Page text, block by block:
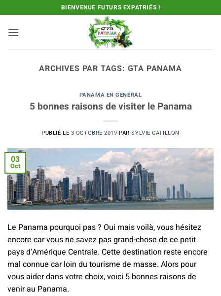
au
contenu
BIENVENUE FUTURS EXPATRIÉS !
ARCHIVES PAR TAGS: GTA PANAMA
PANAMA EN GÉNÉRAL
5 bonnes raisons de visiter le Panama
PUBLIÉ LE 3 OCTOBRE 2019 PARSYLVIE CATILLON
03
Oct
Le Panama pourquoi pas ? Oui mais voilà, vous hésitez
encore car vous ne savez pas grand-chose de ce petit
pays d’Amérique Centrale. Cette destination reste encore
mal connue car loin du tourisme de masse. Alors pour
vous aider dans votre choix, voici 5 bonnes raisons de
venir au Panama.